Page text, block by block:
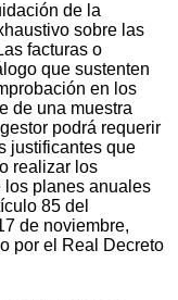
de la
sobre las
facturas o
que sustenten
en los
de una muestra
podrá requerir
justificantes que
realizar los
los planes anuales
85 del
de noviembre,
por el Real Decreto